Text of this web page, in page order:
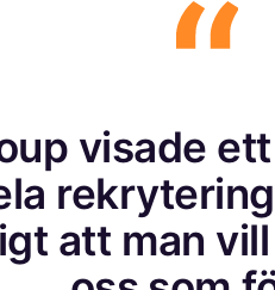
visade
att man